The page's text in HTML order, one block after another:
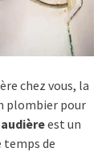
chez vous, la
plombier pour
est un
de